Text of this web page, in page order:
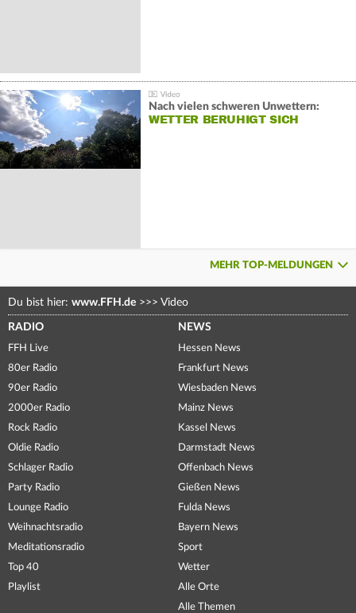
Nach vielen schweren Unwettern:
WETTER BERUHIGT SICH
MEHR TOP-MELDUNGEN
Du bist hier: www.FFH.de >>> Video
RADIO
FFH Live
80er Radio
90er Radio
2000er Radio
Rock Radio
Oldie Radio
Schlager Radio
Party Radio
Lounge Radio
Weihnachtsradio
Meditationsradio
Top 40
Playlist
NEWS
Hessen News
Frankfurt News
Wiesbaden News
Mainz News
Kassel News
Darmstadt News
Offenbach News
Gießen News
Fulda News
Bayern News
Sport
Wetter
Alle Orte
Alle Themen